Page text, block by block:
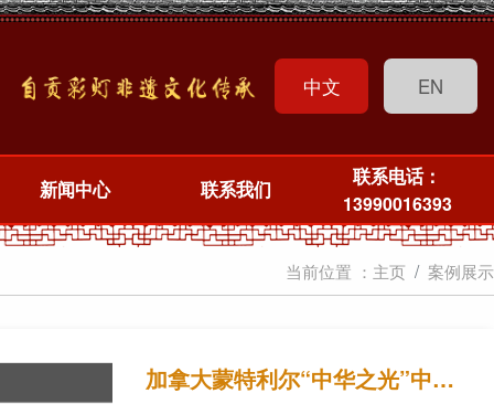
中文 EN
新闻中心 联系我们
联系电话：
13990016393
当前位置 ： 主页 案例展示
加拿大蒙特利尔“中华之光”中秋彩灯项目